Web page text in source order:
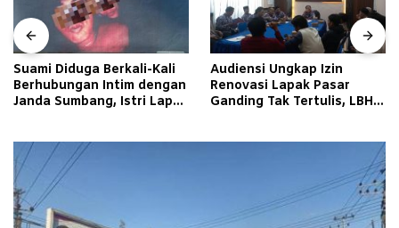
Suami Diduga Berkali-Kali
Berhubungan Intim dengan
Janda Sumbang, Istri Lapor
Audiensi Ungkap Izin
Renovasi Lapak Pasar
Ganding Tak Tertulis, LBH